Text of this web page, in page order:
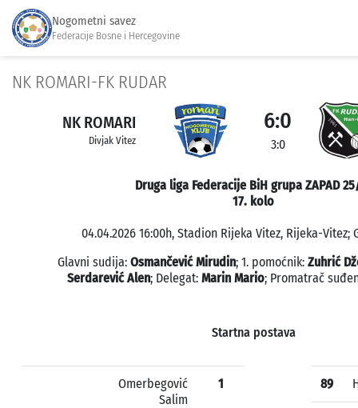
Nogometni savez
Federacije Bosne i Hercegovine
NK ROMARI-FK RUDAR
NK ROMARI
Divjak Vitez
6:0
3:0
Druga liga Federacije BiH grupa ZAPAD
17. kolo
04.04.2026 16:00h, Stadion Rijeka Vitez, Rijeka-Vitez;
Glavni sudija: Osmančević Mirudin; 1. pomoćnik: Zuhrić
Serdarević Alen; Delegat: Marin Mario; Promatrač
Startna postava
Omerbegović
Salim
1 89